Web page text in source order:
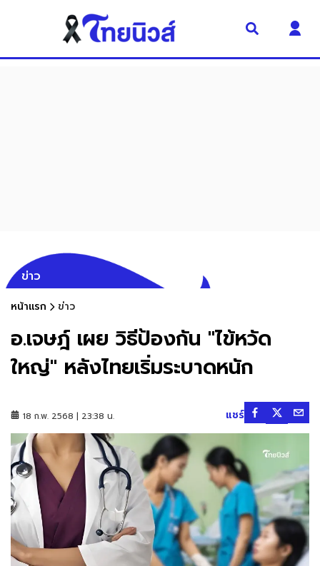
ข่าว
หน้าแรก ข่าว
อ.เจษฎ์ เผย วิธีป้องกัน "ไข้หวัด
ใหญ่" หลังไทยเริ่มระบาดหนัก
18 ก.พ. 2568 | 23:38 น. แชร์